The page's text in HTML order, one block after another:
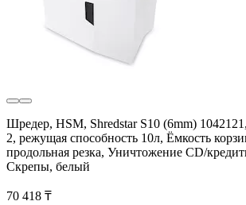
Шредер, HSM, Shredstar S10 (6mm)
2, режущая способность 10л, Ёмкость
продольная резка, Уничтожение CD/
Скрепы, белый
70 418 ₸